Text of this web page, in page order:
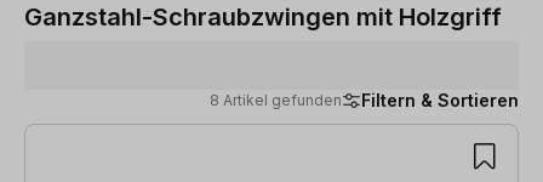
Ganzstahl-Schraubzwingen mit Holzgriff
8 Artikel gefunden Filtern & Sortieren
8 Artikel gefunden